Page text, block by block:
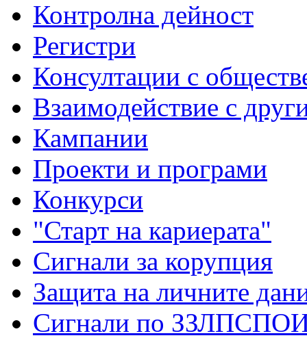
Контролна дейност
Регистри
Консултации с
Взаимодействие с
Кампании
Проекти и програми
Конкурси
"Старт на кариерата"
Сигнали за корупция
Защита на личните
Сигнали по